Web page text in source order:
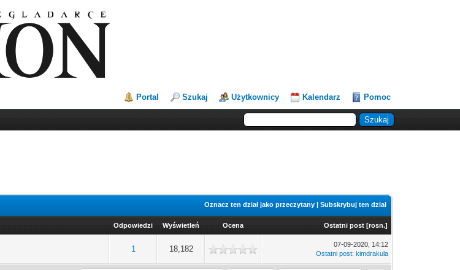
Portal Szukaj Użytkownicy Kalendarz Pomoc
Oznacz ten dział jako przeczytany |Subskrybuj ten dział
Odpowiedzi Wyświetleń Ocena Ostatni post [rosn.]
1 18,182
07-09-2020, 14:12
Ostatni post:kimdrakula